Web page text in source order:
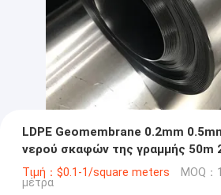
LDPE Geomembrane 0.2mm
νερού σκαφών της γραμμής 50m
Τιμή：$0.1-1/square meters MOQ
μέτρα